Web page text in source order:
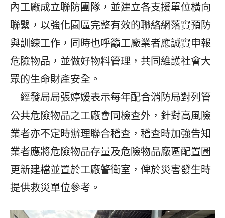
內工廠成立聯防團隊，並建立各支援單位橫向
聯繫，以強化園區完整有效的聯絡網落實預防
與訓練工作，同時也呼籲工廠業者應誠實申報
危險物品，並做好物料管理，共同維護社會大
眾的生命財產安全。
經發局局張婷媛表示每年配合消防局對列管
公共危險物品之工廠會同檢查外，針對高風險
業者亦不定時辦理聯合稽查，稽查時加強告知
業者應將危險物品存量及危險物品廠區配置圖
更新建檔並置於工廠警衛室，俾於災害發生時
提供救災單位參考。